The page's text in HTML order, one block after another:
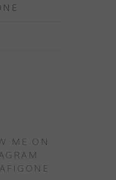
ME ON